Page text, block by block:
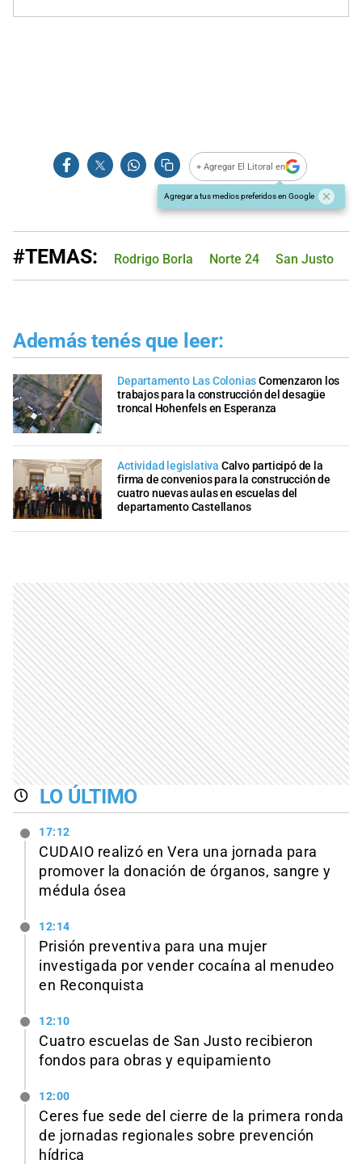
+ Agregar El Litoral en
Agregar a tus medios preferidos en Google
#TEMAS: Rodrigo Borla Norte 24 San Justo
Además tenés que leer:
Departamento Las ColoniasComenzaron los
trabajos para la construcción del desagüe
troncal Hohenfels en Esperanza
Actividad legislativa Calvo participó de la
firma de convenios para la construcción de
cuatro nuevas aulas en escuelas del
departamento Castellanos
LO ÚLTIMO
17:12
CUDAIO realizó en Vera una jornada para
promover la donación de órganos, sangre y
médula ósea
12:14
Prisión preventiva para una mujer
investigada por vender cocaína al menudeo
en Reconquista
12:10
Cuatro escuelas de San Justo recibieron
fondos para obras y equipamiento
12:00
Ceres fue sede del cierre de la primera ronda
de jornadas regionales sobre prevención
hídrica